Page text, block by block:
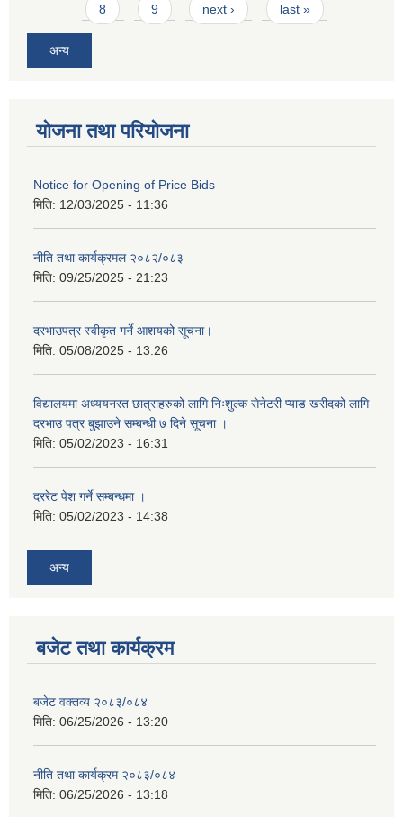
8 9 next › last »
अन्य
योजना तथा परियोजना
Notice for Opening of Price Bids
मिति: 12/03/2025 - 11:36
नीति तथा कार्यक्रमल २०८२/०८३
मिति: 09/25/2025 - 21:23
दरभाउपत्र स्वीकृत गर्ने आशयको सूचना।
मिति: 05/08/2025 - 13:26
विद्यालयमा अध्ययनरत छात्राहरुको लागि निःशुल्क सेनेटरी प्याड खरीदको लागि
दरभाउ पत्र बुझाउने सम्बन्धी ७ दिने सूचना ।
मिति: 05/02/2023 - 16:31
दररेट पेश गर्ने सम्बन्धमा ।
मिति: 05/02/2023 - 14:38
अन्य
बजेट तथा कार्यक्रम
बजेट वक्तव्य २०८३/०८४
मिति: 06/25/2026 - 13:20
नीति तथा कार्यक्रम २०८३/०८४
मिति: 06/25/2026 - 13:18